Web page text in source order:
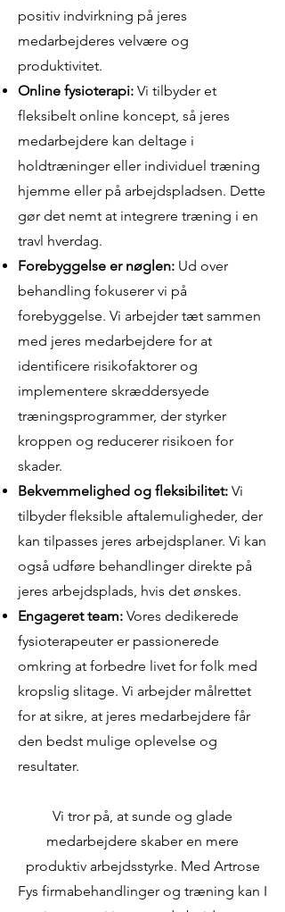
positiv indvirkning på jeres
medarbejderes velvære og
produktivitet.
Online fysioterapi: Vi tilbyder et
fleksibelt online koncept, så jeres
medarbejdere kan deltage i
holdtræninger eller individuel træning
hjemme eller på arbejdspladsen. Dette
gør det nemt at integrere træning i en
travl hverdag.
Forebyggelse er nøglen: Ud over
behandling fokuserer vi på
forebyggelse. Vi arbejder tæt sammen
med jeres medarbejdere for at
identificere risikofaktorer og
implementere skræddersyede
træningsprogrammer, der styrker
kroppen og reducerer risikoen for
skader.
Bekvemmelighed og fleksibilitet: Vi
tilbyder fleksible aftalemuligheder, der
kan tilpasses jeres arbejdsplaner. Vi kan
også udføre behandlinger direkte på
jeres arbejdsplads, hvis det ønskes.
Engageret team: Vores dedikerede
fysioterapeuter er passionerede
omkring at forbedre livet for folk med
kropslig slitage. Vi arbejder målrettet
for at sikre, at jeres medarbejdere får
den bedst mulige oplevelse og
resultater.
Vi tror på, at sunde og glade
medarbejdere skaber en mere
produktiv arbejdsstyrke. Med Artrose
Fys firmabehandlinger og træning kan I